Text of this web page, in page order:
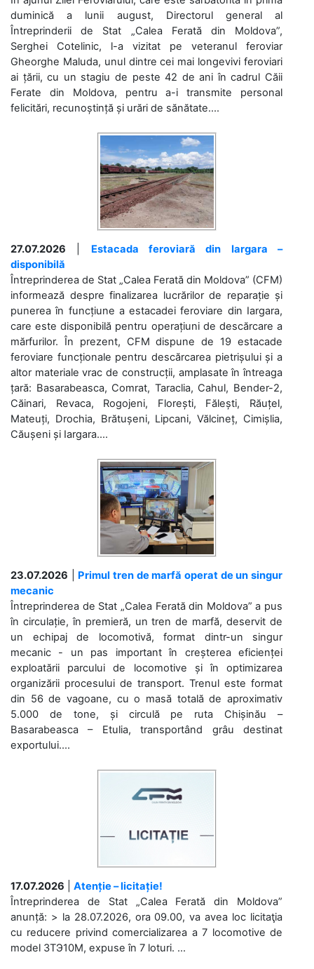
duminică a lunii august, Directorul general al
Întreprinderii de Stat „Calea Ferată din Moldova”,
Serghei Cotelinic, l-a vizitat pe veteranul feroviar
Gheorghe Maluda, unul dintre cei mai longevivi feroviari
ai țării, cu un stagiu de peste 42 de ani în cadrul Căii
Ferate din Moldova, pentru a-i transmite personal
felicitări, recunoștință și urări de sănătate....
27.07.2026
Estacada feroviară din Iargara –
disponibilă
Întreprinderea de Stat „Calea Ferată din Moldova” (CFM)
informează despre finalizarea lucrărilor de reparație și
punerea în funcțiune a estacadei feroviare din Iargara,
care este disponibilă pentru operațiuni de descărcare a
mărfurilor. În prezent, CFM dispune de 19 estacade
feroviare funcționale pentru descărcarea pietrișului și a
altor materiale vrac de construcții, amplasate în întreaga
țară: Basarabeasca, Comrat, Taraclia, Cahul, Bender-2,
Căinari, Revaca, Rogojeni, Florești, Fălești, Răuțel,
Mateuți, Drochia, Brătușeni, Lipcani, Vălcineț, Cimișlia,
Căușeni și Iargara....
23.07.2026
Primul tren de marfă operat de un singur
mecanic
Întreprinderea de Stat „Calea Ferată din Moldova” a pus
în circulație, în premieră, un tren de marfă, deservit de
un echipaj de locomotivă, format dintr-un singur
mecanic - un pas important în creșterea eficienței
exploatării parcului de locomotive și în optimizarea
organizării procesului de transport. Trenul este format
din 56 de vagoane, cu o masă totală de aproximativ
5.000 de tone, și circulă pe ruta Chișinău –
Basarabeasca – Etulia, transportând grâu destinat
exportului....
17.07.2026
Atenție – licitație!
Întreprinderea de Stat „Calea Ferată din Moldova”
anunță: > la 28.07.2026, ora 09.00, va avea loc licitaţia
cu reducere privind comercializarea a 7 locomotive de
model 3ТЭ10М, expuse în 7 loturi. ...